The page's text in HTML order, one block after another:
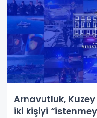
Arnavutluk,
iki kişiyi